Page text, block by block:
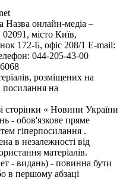
Назва онлайн-медіа –
місто Київ,
172-Б, офіс 208/1 E-mail:
044-205-43-00
розміщених на
посилання на
сторінки « Новини України
- обов'язкове пряме
гіперпосилання .
в незалежності від
матеріалів.
- видань) - повинна бути
в першому абзаці